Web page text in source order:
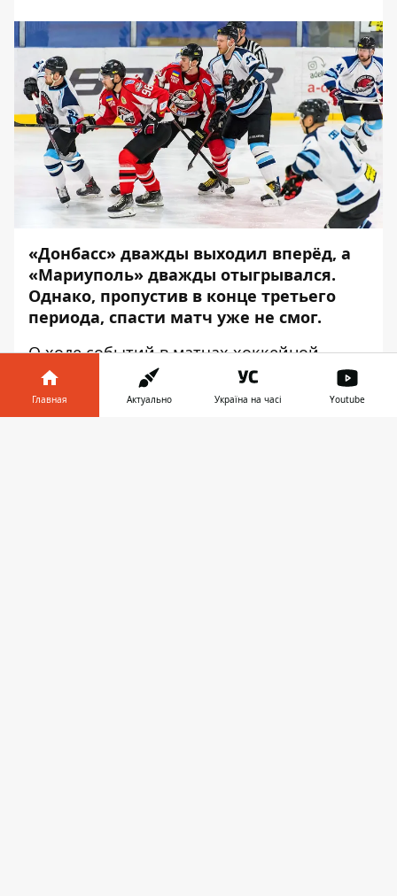
«Донбасс» дважды выходил вперёд, а
«Мариуполь» дважды отыгрывался.
Однако, пропустив в конце третьего
периода, спасти матч уже не смог.
О ходе событий в матчах хоккейной
Суперлиги сообщает
Информатор
ссылкой на
hsl.com.ua
Главная Актуально Україна на часі Youtube